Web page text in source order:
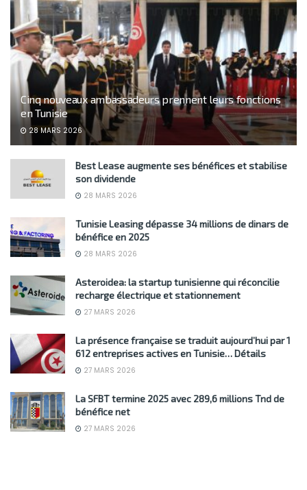
Cinq nouveaux ambassadeurs prennent leurs fonctions
en Tunisie
28 MARS 2026
Best Lease augmente ses bénéfices et stabilise
son dividende
28 MARS 2026
Tunisie Leasing dépasse 34 millions de dinars de
bénéfice en 2025
28 MARS 2026
Asteroidea: la startup tunisienne qui réconcilie
recharge électrique et stationnement
27 MARS 2026
La présence française se traduit aujourd’hui par 1
612 entreprises actives en Tunisie… Détails
27 MARS 2026
La SFBT termine 2025 avec 289,6 millions Tnd de
bénéfice net
27 MARS 2026